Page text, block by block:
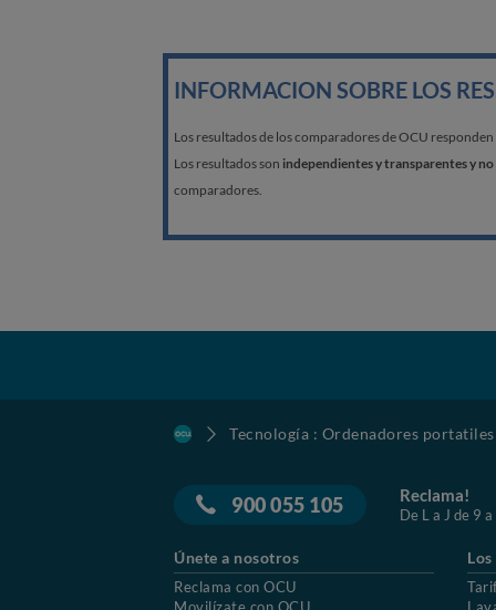
INFORMACION SOBRE LOS
Los resultados de los comparadores de OCU
Los resultados son independientes y transparentes y
comparadores.
Tecnología : Ordenadores portatiles
900 055 105 Reclama!
De L a J de 9
Únete a nosotros
Reclama con OCU